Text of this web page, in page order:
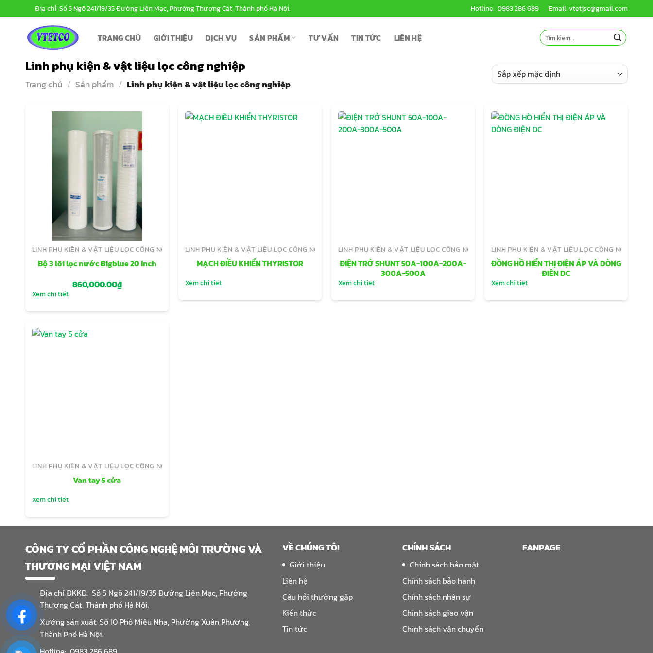
qua
Địa chỉ: Số 5 Ngõ 241/19/35 Đường Liên Mạc, Phường Thượng Cát, Thành phố Hà Nội. Hotline: 0983 286 689 Email: vtetjsc@gmail.com
TRANG CHỦ GIỚI THIỆU DỊCH VỤ SẢN PHẨM TƯ VẤN TIN TỨC LIÊN HỆ
Tìm
kiếm:
Linh phụ kiện & vật liệu lọc công nghiệp
Trang chủ / Sản phẩm / Linh phụ kiện & vật liệu lọc công nghiệp
LINH PHỤ KIỆN & VẬT LIỆU LỌC CÔNG NGHIỆP
Bộ 3 lõi lọc nước Bigblue 20 Inch
860,000.00₫
Xem chi tiết
LINH PHỤ KIỆN & VẬT LIỆU LỌC CÔNG NGHIỆP
MẠCH ĐIỀU KHIỂN THYRISTOR
Xem chi tiết
LINH PHỤ KIỆN & VẬT LIỆU LỌC CÔNG NGHIỆP
ĐIỆN TRỞ SHUNT 50A-100A-200A-
300A-500A
Xem chi tiết
LINH PHỤ KIỆN & VẬT LIỆU LỌC CÔNG NGHIỆP
ĐỒNG HỒ HIỂN THỊ ĐIỆN ÁP VÀ DÒNG
ĐIỆN DC
Xem chi tiết
LINH PHỤ KIỆN & VẬT LIỆU LỌC CÔNG NGHIỆP
Van tay 5 cửa
Xem chi tiết
CÔNG TY CỔ PHẦN CÔNG NGHỆ MÔI TRƯỜNG VÀ
THƯƠNG MẠI VIỆT NAM
Địa chỉ ĐKKD: Số 5 Ngõ 241/19/35 Đường Liên Mạc, Phường
Thượng Cát, Thành phố Hà Nội.
Xưởng sản xuất: Số 10 Phố Miêu Nha, Phường Xuân Phương,
Thành Phố Hà Nội.
VỀ CHÚNG TÔI
Giới thiệu
Liên hệ
Câu hỏi thường gặp
Kiến thức
Tin tức
CHÍNH SÁCH
Chính sách bảo mật
Chính sách bảo hành
Chính sách nhân sự
Chính sách giao vận
Chính sách vận chuyển
FANPAGE